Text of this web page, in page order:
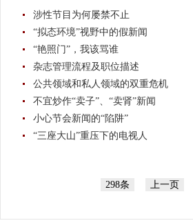
涉性节目为何屡禁不止
“拟态环境”视野中的假新闻
“艳照门”，我该骂谁
杂志管理流程及职位描述
公共领域和私人领域的双重危机
不宜炒作“卖子”、“卖肾”新闻
小心节会新闻的“陷阱”
“三座大山”重压下的电视人
298条 上一页